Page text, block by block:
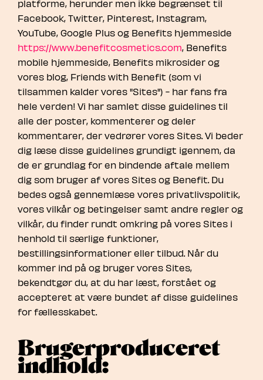
platforme, herunder men ikke begrænset til
Facebook, Twitter, Pinterest, Instagram,
YouTube, Google Plus og Benefits hjemmeside
https://www.benefitcosmetics.com, Benefits
mobile hjemmeside, Benefits mikrosider og
vores blog, Friends with Benefit (som vi
tilsammen kalder vores "Sites") - har fans fra
hele verden! Vi har samlet disse guidelines til
alle der poster, kommenterer og deler
kommentarer, der vedrører vores Sites. Vi beder
dig læse disse guidelines grundigt igennem, da
de er grundlag for en bindende aftale mellem
dig som bruger af vores Sites og Benefit. Du
bedes også gennemlæse vores privatlivspolitik,
vores vilkår og betingelser samt andre regler og
vilkår, du finder rundt omkring på vores Sites i
henhold til særlige funktioner,
bestillingsinformationer eller tilbud. Når du
kommer ind på og bruger vores Sites,
bekendtgør du, at du har læst, forstået og
accepteret at være bundet af disse guidelines
for fællesskabet.
Brugerproduceret
indhold: